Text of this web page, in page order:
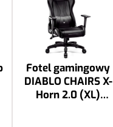
Fotel gamingowy
DIABLO CHAIRS X-
Horn 2.0 (XL)